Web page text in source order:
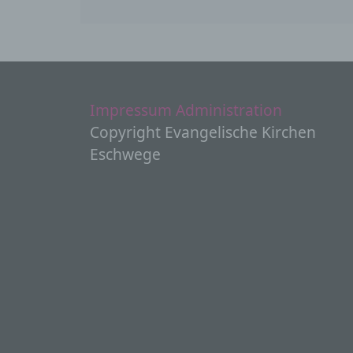
Impressum Administration
Copyright Evangelische Kirchen
Eschwege